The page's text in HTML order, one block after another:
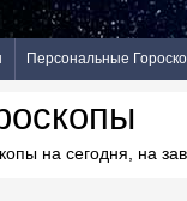
Персональные
на сегодня, на